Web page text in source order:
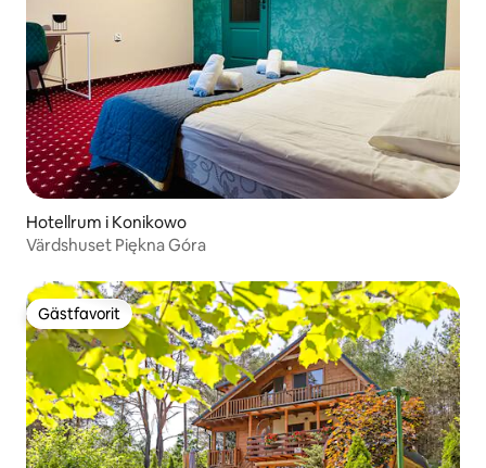
Hotellrum i Konikowo
Värdshuset Piękna Góra
Gästfavorit
Gästfavorit